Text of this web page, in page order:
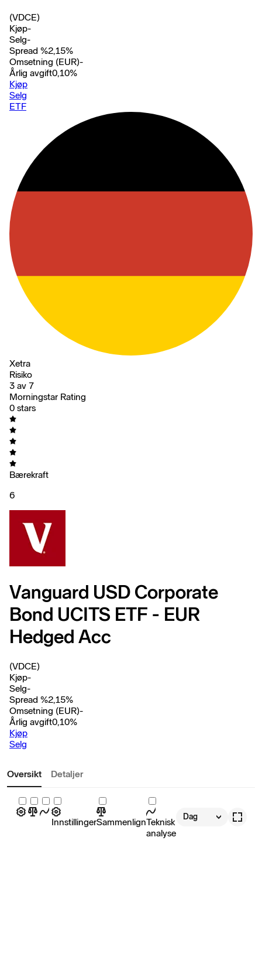
(VDCE)
Kjøp-
Selg-
Spread %2,15%
Omsetning (EUR)-
Årlig avgift0,10%
Kjøp
Selg
ETF
Xetra
Risiko
3 av 7
Morningstar Rating
0 stars
Bærekraft
6
Vanguard USD Corporate
Bond UCITS ETF - EUR
Hedged Acc
(VDCE)
Kjøp-
Selg-
Spread %2,15%
Omsetning (EUR)-
Årlig avgift0,10%
Kjøp
Selg
Oversikt Detaljer
InnstillingerSammenlignTeknisk
analyse
Dag